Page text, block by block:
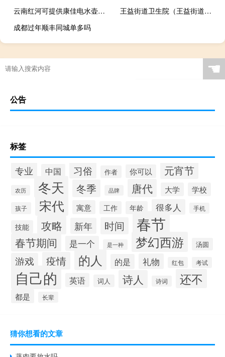
云南红河可提供康佳电水壶维修服务地址在哪
王益街道卫生院（王益街道简介）
成都过年顺丰同城单多吗
☚
公告
标签
专业 中国 习俗 作者 你可以 元宵节
农历 冬天 冬季 品牌 唐代 大学 学校
孩子 宋代 寓意 工作 年龄 很多人 手机
技能 攻略 新年 时间 春节
春节期间 是一个 是一种 梦幻西游 汤圆
游戏 疫情 的人 的是 礼物 红包 考试
自己的 英语 词人 诗人 诗词 还不
都是 长辈
猜你想看的文章